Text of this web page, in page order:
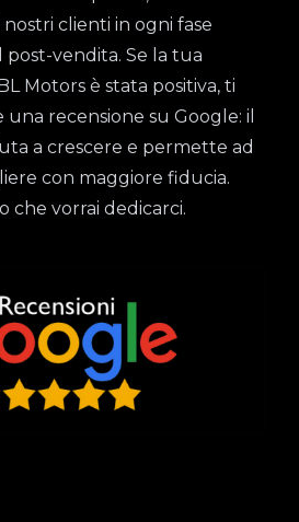
clienti in ogni fase
post-vendita. Se la tua
Motors è stata positiva, ti
una recensione su Google: il
a crescere e permette ad
con maggiore fiducia.
che vorrai dedicarci.